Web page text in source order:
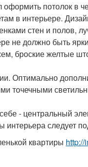
оформить потолок в
в интерьере.
стен и полов,
не должно быть
броские желтые
Оптимально
точечными
- центральный
следует
квартиры http://